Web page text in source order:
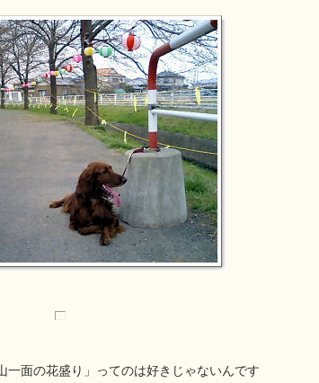
面の花盛り」ってのは好きじゃないんです